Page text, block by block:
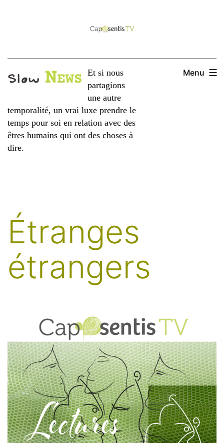
Et si nous
partagions
une autre
temporalité, un vrai luxe prendre le
temps pour soi en relation avec des
êtres humains qui ont des choses à
dire.
Menu
Étranges
étrangers